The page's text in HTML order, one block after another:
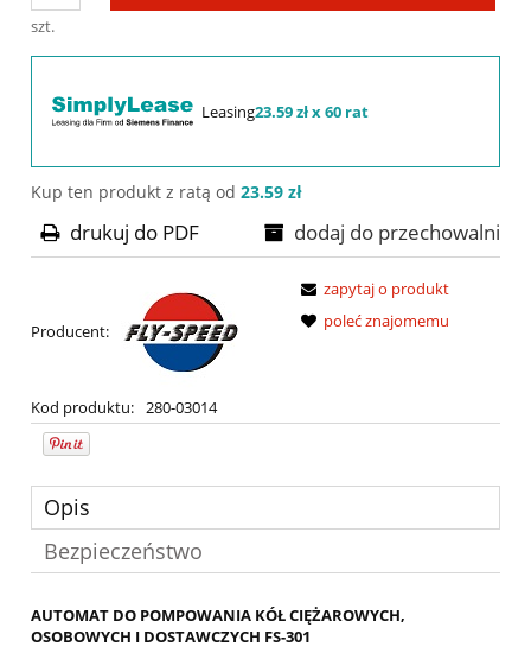
szt.
Leasing23.59 zł x 60 rat
Kup ten produkt z ratą od 23.59 zł
dodaj do przechowalni
drukuj do PDF
Producent:
Kod produktu: 280-03014
zapytaj o produkt
poleć znajomemu
Opis
Bezpieczeństwo
AUTOMAT DO POMPOWANIA KÓŁ CIĘŻAROWYCH,
OSOBOWYCH I DOSTAWCZYCH FS-301